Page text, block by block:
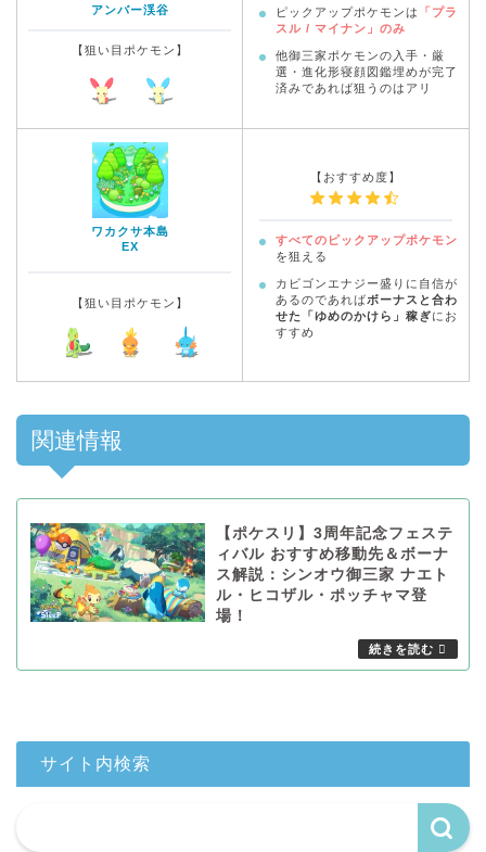
アンバー渓谷
【狙い目ポケモン】
ピックアップポケモンは
「プラ
スル / マイナン」のみ
他御三家ポケモンの入手・厳
選・進化形寝顔図鑑埋めが完了
済みであれば狙うのはアリ
ワカクサ本島
EX
【狙い目ポケモン】
【おすすめ度】
すべてのピックアップポケモン
を狙える
カビゴンエナジー盛りに自信が
あるのであればボーナスと合わ
せた「ゆめのかけら」稼ぎにお
すすめ
関連情報
【ポケスリ】3周年記念フェステ
ィバル おすすめ移動先＆ボーナ
ス解説：シンオウ御三家 ナエト
ル・ヒコザル・ポッチャマ登
場！
サイト内検索